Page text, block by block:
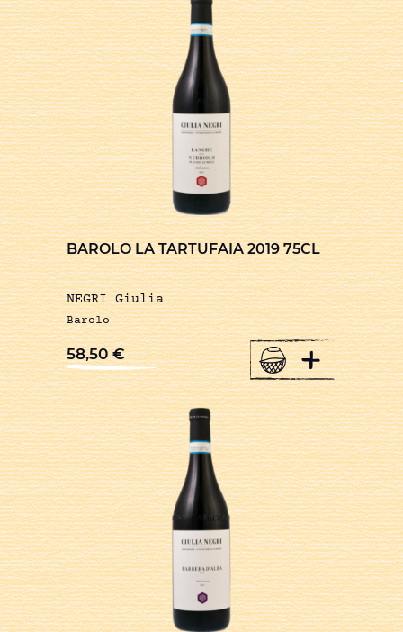
BAROLO LA TARTUFAIA 2019 75CL
NEGRI Giulia
Barolo
58,50€ +